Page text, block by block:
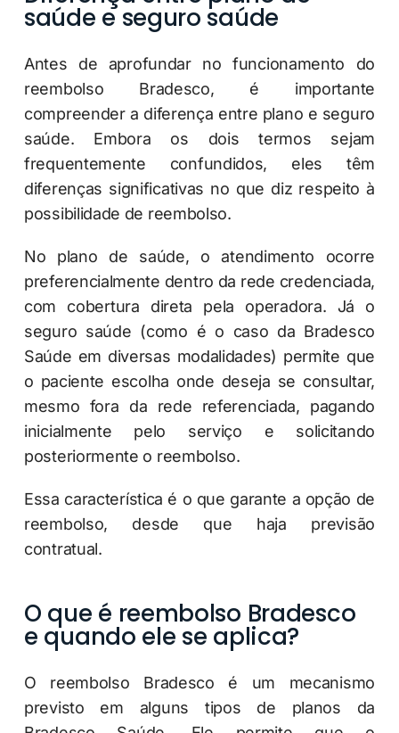
saúde e seguro saúde
Antes de aprofundar no funcionamento do
reembolso Bradesco, é importante
compreender a diferença entre plano e seguro
saúde. Embora os dois termos sejam
frequentemente confundidos, eles têm
diferenças significativas no que diz respeito à
possibilidade de reembolso.
No plano de saúde, o atendimento ocorre
preferencialmente dentro da rede credenciada,
com cobertura direta pela operadora. Já o
seguro saúde (como é o caso da Bradesco
Saúde em diversas modalidades) permite que
o paciente escolha onde deseja se consultar,
mesmo fora da rede referenciada, pagando
inicialmente pelo serviço e solicitando
posteriormente o reembolso.
Essa característica é o que garante a opção de
reembolso, desde que haja previsão
contratual.
O que é reembolso Bradesco
e quando ele se aplica?
O reembolso Bradesco é um mecanismo
previsto em alguns tipos de planos da